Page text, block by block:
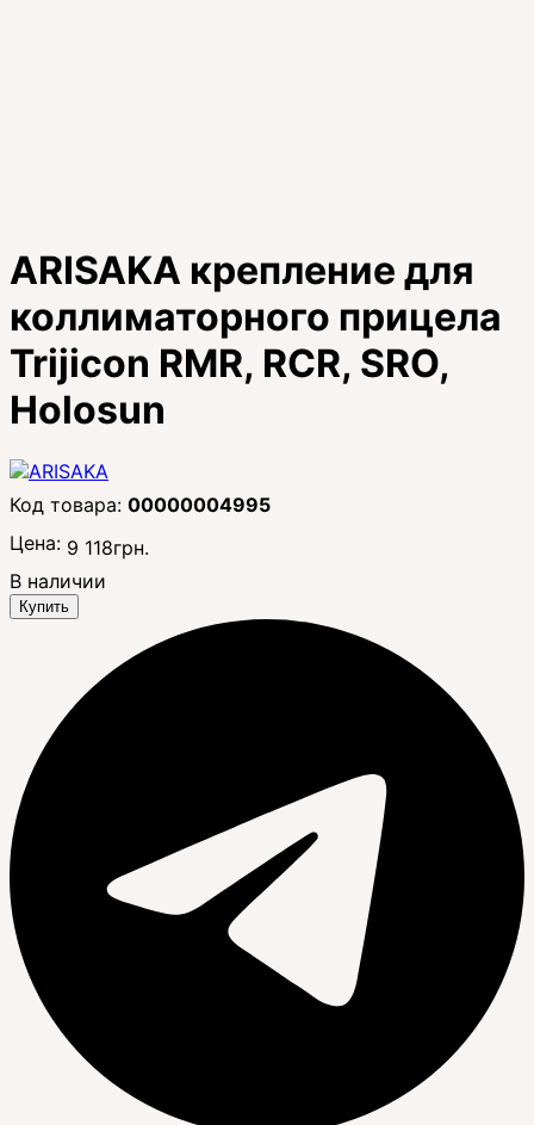
ARISAKA крепление для
коллиматорного прицела
Trijicon RMR, RCR, SRO,
Holosun
00000004995
Цена: 9 118грн.
В наличии
Купить